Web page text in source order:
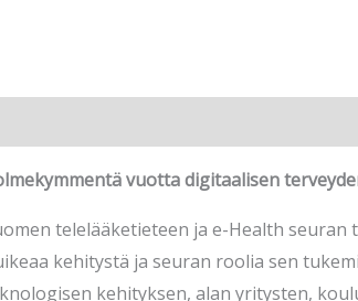
vuotta digitaalisen
telelääketieteen ja e-Health
kehitystä ja seuran roolia sen
kehityksen, alan yritysten,